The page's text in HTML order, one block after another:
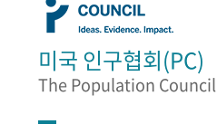
미국 인구협회(PC)
The Population Council